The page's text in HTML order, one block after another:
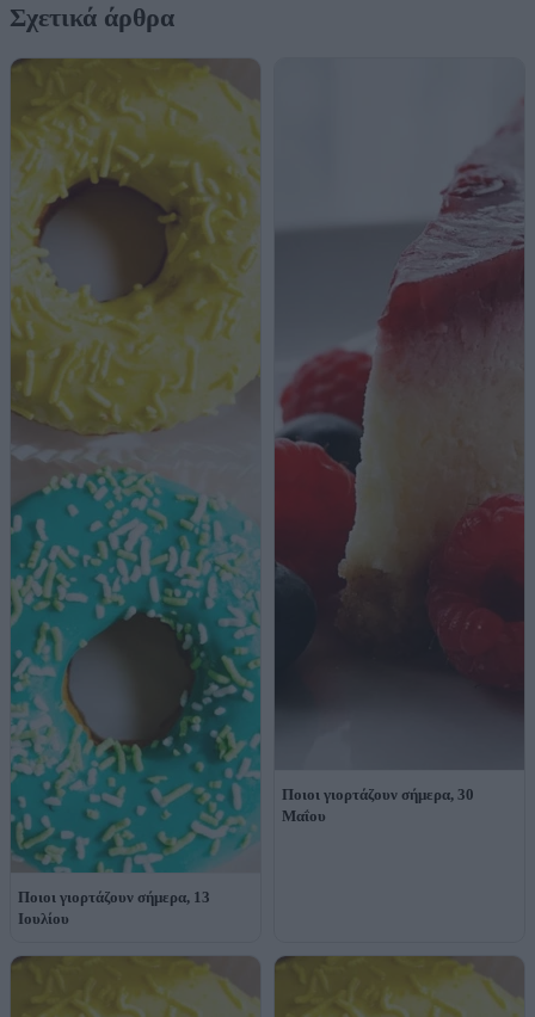
Σχετικά άρθρα
Ποιοι γιορτάζουν σήμερα, 13
Ιουλίου
Ποιοι γιορτάζουν σήμερα, 30
Μαΐου